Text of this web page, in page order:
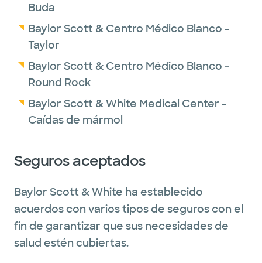
Buda
Baylor Scott & Centro Médico Blanco -
Taylor
Baylor Scott & Centro Médico Blanco -
Round Rock
Baylor Scott & White Medical Center -
Caídas de mármol
Seguros aceptados
Baylor Scott & White ha establecido
acuerdos con varios tipos de seguros con el
fin de garantizar que sus necesidades de
salud estén cubiertas.